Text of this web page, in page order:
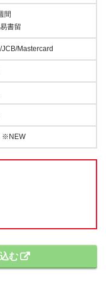
間
書留
JCB/Mastercard
※NEW
む